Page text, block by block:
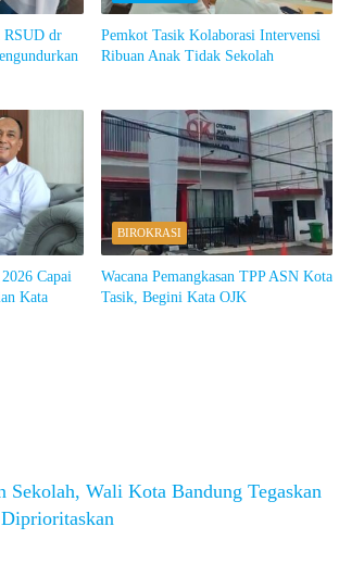
RSUD dr
Pemkot Tasik Kolaborasi Intervensi
Ribuan Anak Tidak Sekolah
Capai
Kata
BIROKRASI
Wacana Pemangkasan TPP ASN Kota
Tasik, Begini Kata OJK
Sekolah, Wali Kota Bandung Tegaskan